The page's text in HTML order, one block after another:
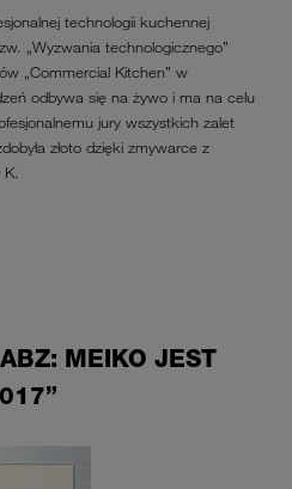
technologii kuchennej
„Wyzwania technologicznego”
„Commercial Kitchen” w
odbywa się na żywo i ma na celu
jury wszystkich zalet
złoto dzięki zmywarce z
MEIKO JEST